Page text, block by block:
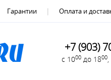
Гарантии Оплата и
+7 (903)
с 1000 до 1800